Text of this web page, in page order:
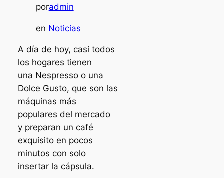
poradmin
en Noticias
A día de hoy, casi todos
los hogares tienen
una Nespresso o una
Dolce Gusto, que son las
máquinas más
populares del mercado
y preparan un café
exquisito en pocos
minutos con solo
insertar la cápsula.